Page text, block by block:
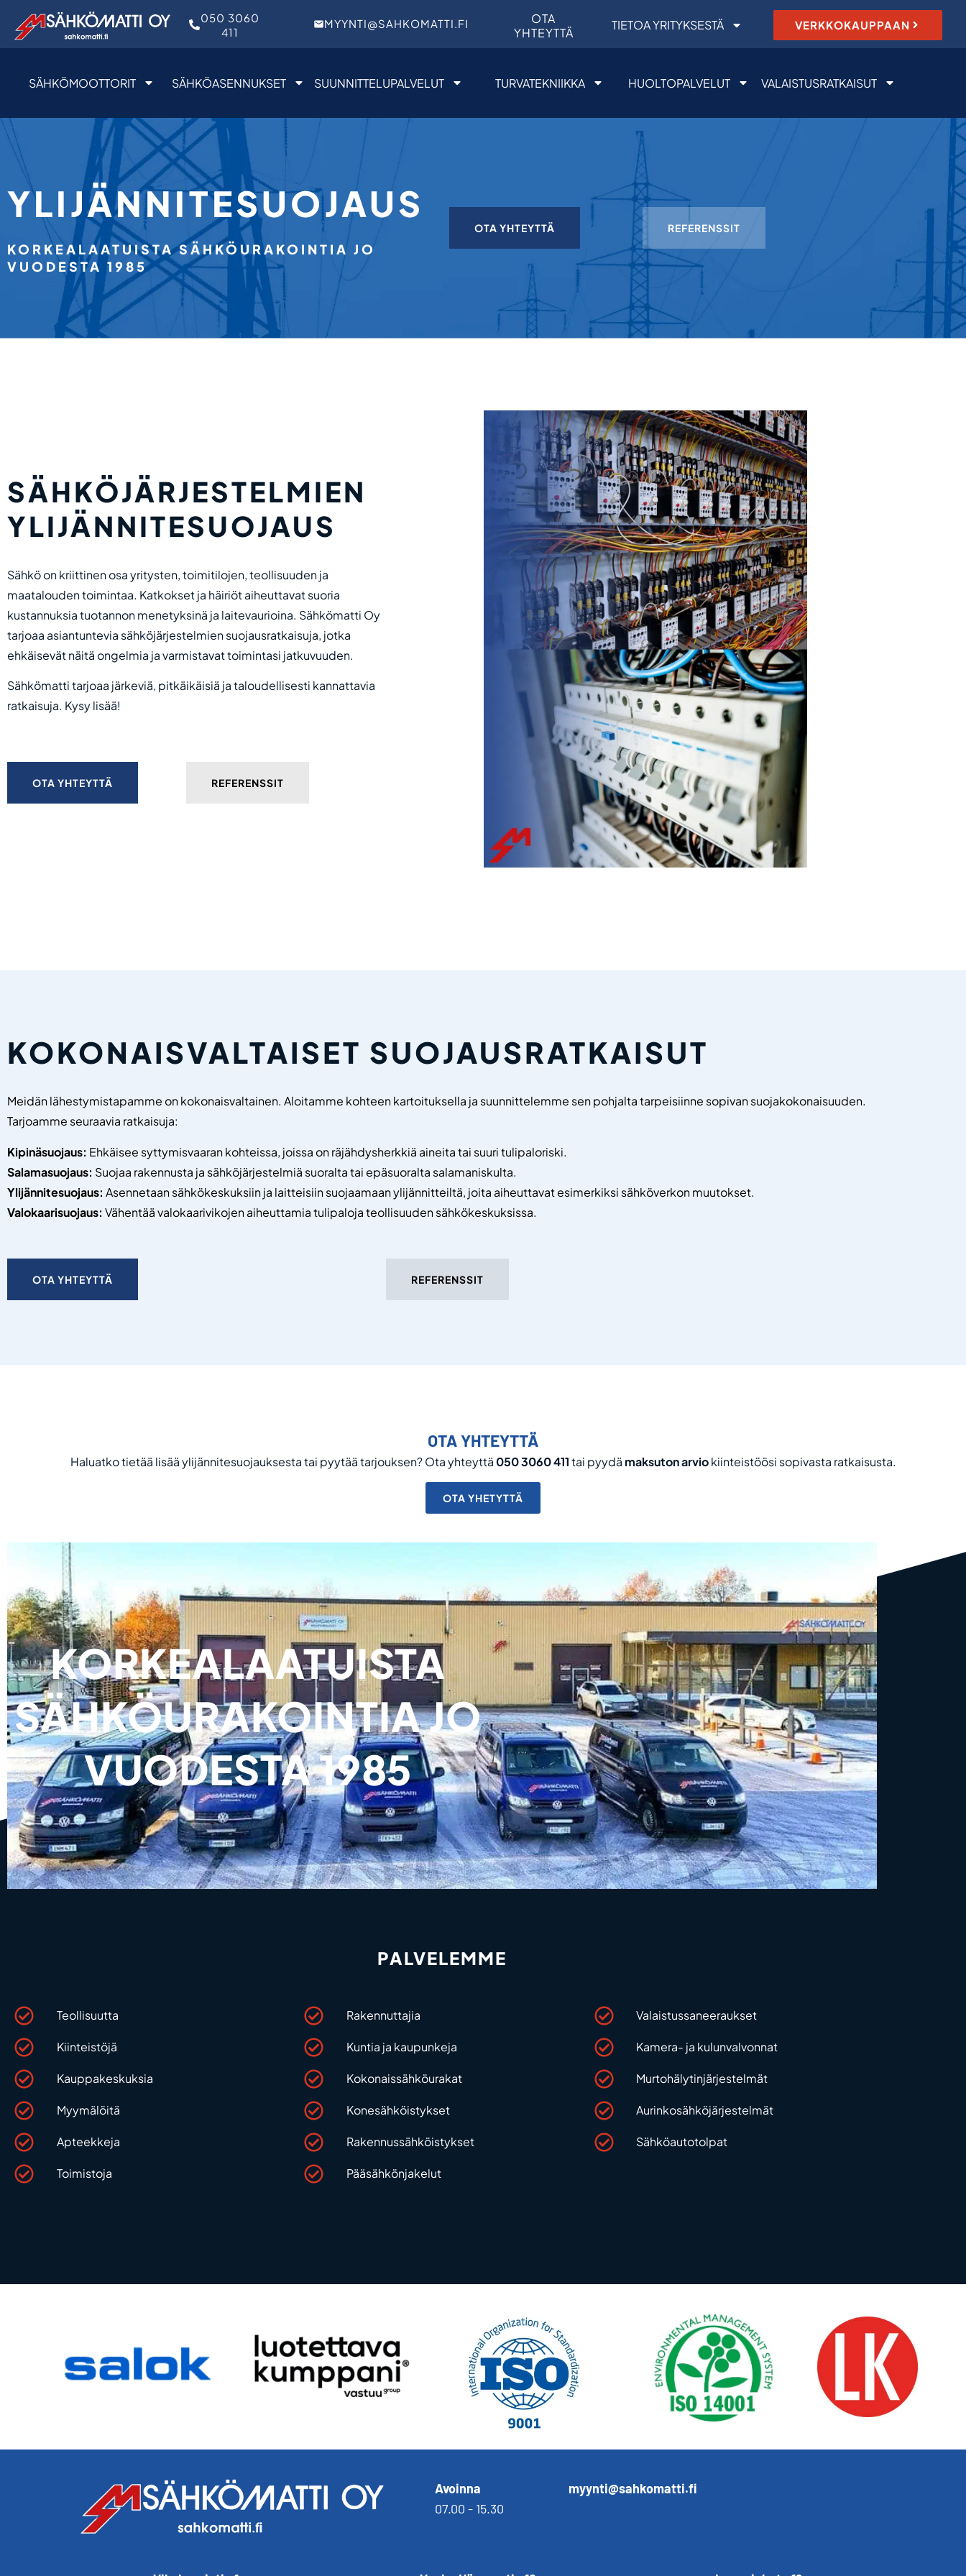
050 3060
411
MYYNTI@SAHKOMATTI.FI
OTA
YHTEYTTÄ
TIETOA YRITYKSESTÄ VERKKOKAUPPAAN
SÄHKÖMOOTTORIT SÄHKÖASENNUKSET SUUNNITTELUPALVELUT TURVATEKNIIKKA HUOLTOPALVELUT VALAISTUSRATKAISUT
YLIJÄNNITESUOJAUS
KORKEALAATUISTA SÄHKÖURAKOINTIA JO
VUODESTA 1985
OTA YHTEYTTÄ REFERENSSIT
SÄHKÖJÄRJESTELMIEN
YLIJÄNNITESUOJAUS
Sähkö on kriittinen osa yritysten, toimitilojen, teollisuuden ja
maatalouden toimintaa. Katkokset ja häiriöt aiheuttavat suoria
kustannuksia tuotannon menetyksinä ja laitevaurioina. Sähkömatti Oy
tarjoaa asiantuntevia sähköjärjestelmien suojausratkaisuja, jotka
ehkäisevät näitä ongelmia ja varmistavat toimintasi jatkuvuuden.
Sähkömatti tarjoaa järkeviä, pitkäikäisiä ja taloudellisesti kannattavia
ratkaisuja. Kysy lisää!
OTA YHTEYTTÄ REFERENSSIT
KOKONAISVALTAISET SUOJAUSRATKAISUT
Meidän lähestymistapamme on kokonaisvaltainen. Aloitamme kohteen kartoituksella ja suunnittelemme sen pohjalta tarpeisiinne sopivan suojakokonaisuuden.
Tarjoamme seuraavia ratkaisuja:
Kipinäsuojaus: Ehkäisee syttymisvaaran kohteissa, joissa on räjähdysherkkiä aineita tai suuri tulipaloriski.
Salamasuojaus: Suojaa rakennusta ja sähköjärjestelmiä suoralta tai epäsuoralta salamaniskulta.
Ylijännitesuojaus: Asennetaan sähkökeskuksiin ja laitteisiin suojaamaan ylijännitteiltä, joita aiheuttavat esimerkiksi sähköverkon muutokset.
Valokaarisuojaus: Vähentää valokaarivikojen aiheuttamia tulipaloja teollisuuden sähkökeskuksissa.
OTA YHTEYTTÄ REFERENSSIT
OTA YHTEYTTÄ
Haluatko tietää lisää ylijännitesuojauksesta tai pyytää tarjouksen? Ota yhteyttä 050 3060 411tai pyydä maksuton arviokiinteistöösi sopivasta ratkaisusta.
OTA YHETYTTÄ
KORKEALAATUISTA
SÄHKÖURAKOINTIA JO
VUODESTA 1985
PALVELEMME
Teollisuutta
Kiinteistöjä
Kauppakeskuksia
Myymälöitä
Apteekkeja
Toimistoja
Rakennuttajia
Kuntia ja kaupunkeja
Kokonaissähköurakat
Konesähköistykset
Rakennussähköistykset
Pääsähkönjakelut
Valaistussaneeraukset
Kamera- ja kulunvalvonnat
Murtohälytinjärjestelmät
Aurinkosähköjärjestelmät
Sähköautotolpat
Avoinna
07.00 - 15.30
myynti@sahkomatti.fi